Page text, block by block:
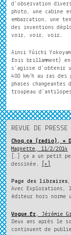
d’observation
photo, une cabine
embarcation, une
des inventions
voir, voir, voir…
Ainsi Yûichi
fois brillamment)
s’agisse d’obtenir
400 km/h au ras
phases
troupeau
REVUE DE PRESSE
Choq.ca (radio), «
Magnette, 11/2/2014
[…] ça a un petit
dessinée.
[+]
Page des libraires
Avec Explorations,
éditeur hors
Vogue.fr, Jérémie
Deux ans après le
continuent de